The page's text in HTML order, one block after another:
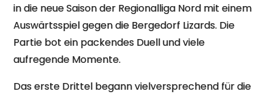
in die neue Saison der Regionalliga Nord mit einem
Auswärtsspiel gegen die Bergedorf Lizards. Die
Partie bot ein packendes Duell und viele
aufregende Momente.
Das erste Drittel begann vielversprechend für die